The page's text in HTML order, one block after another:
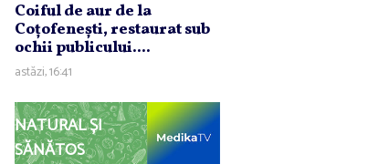
Coiful de aur de la
Coţofeneşti, restaurat sub
ochii publicului....
astăzi, 16:41
NATURAL ȘI
SĂNĂTOS